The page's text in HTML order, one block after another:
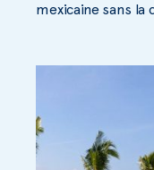
mexicaine sans la